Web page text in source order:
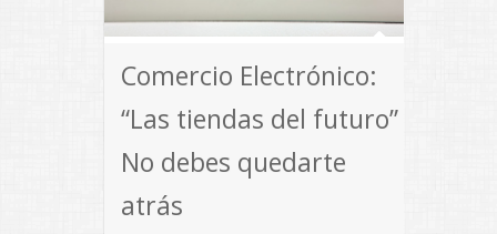
Comercio Electrónico:
“Las tiendas del futuro”
No debes quedarte
atrás